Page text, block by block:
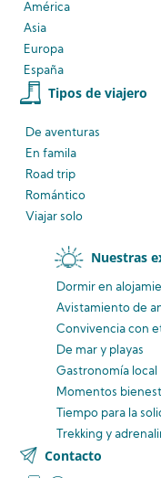
América
Asia
Europa
España
Tipos de viajero
De aventuras
En famila
Road trip
Romántico
Viajar solo
Nuestras
Dormir en
Avistamientode
Convivenciacon
De mar y playas
Gastronomía local
Momentos
Tiempo para la
Trekking y
Contacto